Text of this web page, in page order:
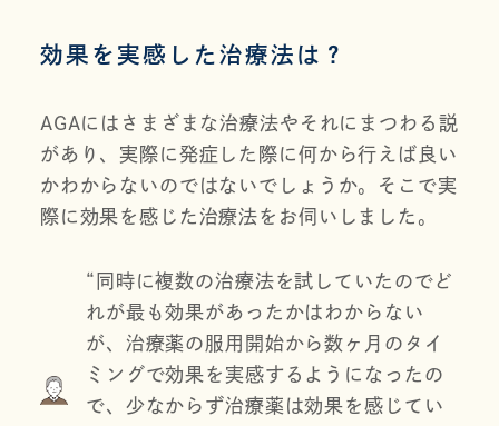
効果を実感した治療法は？
AGAにはさまざまな治療法やそれにまつわる説
があり、実際に発症した際に何から行えば良い
かわからないのではないでしょうか。そこで実
際に効果を感じた治療法をお伺いしました。
“同時に複数の治療法を試していたのでど
れが最も効果があったかはわからない
が、治療薬の服用開始から数ヶ月のタイ
ミングで効果を実感するようになったの
で、少なからず治療薬は効果を感じてい